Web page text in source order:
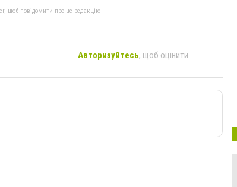
щоб повідомити про це редакцію
Авторизуйтесь, щоб оцінити